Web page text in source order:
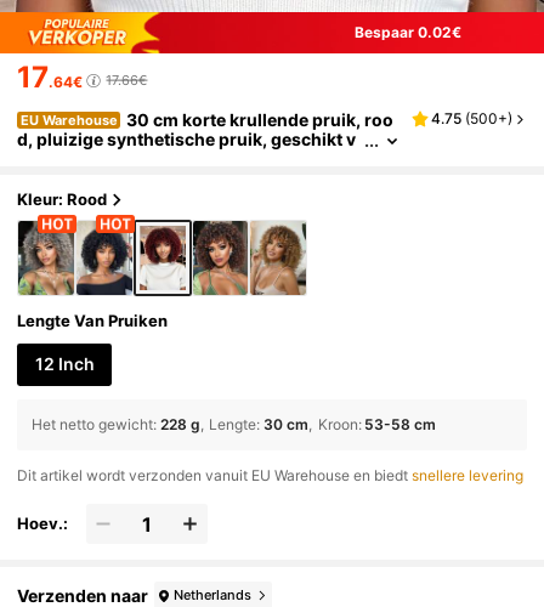
Bespaar 0.02€
17.64€ 17.66€
EU Warehouse 30 cm korte krullende pruik, roo
d, pluizige synthetische pruik, geschikt v
4.75 (500+)
Kleur: Rood
Lengte Van Pruiken
12 Inch
Het netto gewicht: 228 g Lengte: 30 cm Kroon: 53-58 cm
Dit artikel wordt verzonden vanuit EU Warehouse en biedtsnellere levering
Hoev.:
Verzenden naar Netherlands